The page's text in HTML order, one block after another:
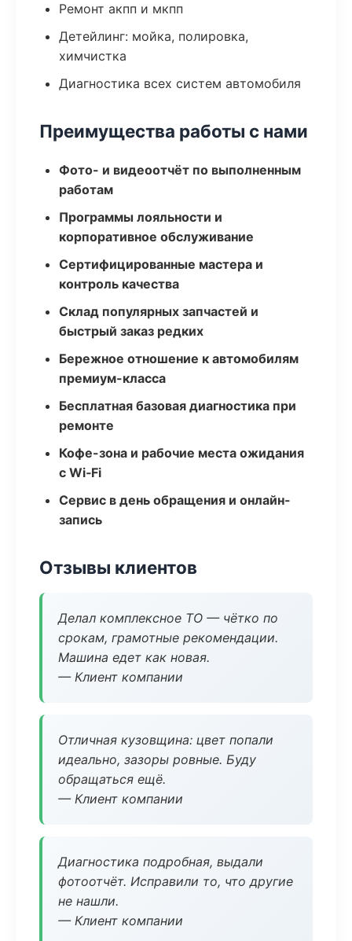
Ремонт акпп и мкпп
Детейлинг: мойка, полировка,
химчистка
Диагностика всех систем автомобиля
Преимущества работы с нами
Фото- и видеоотчёт по выполненным
работам
Программы лояльности и
корпоративное обслуживание
Сертифицированные мастера и
контроль качества
Склад популярных запчастей и
быстрый заказ редких
Бережное отношение к автомобилям
премиум-класса
Бесплатная базовая диагностика при
ремонте
Кофе-зона и рабочие места ожидания
с Wi‑Fi
Сервис в день обращения и онлайн-
запись
Отзывы клиентов
Делал комплексное ТО — чётко по
срокам, грамотные рекомендации.
Машина едет как новая.
— Клиент компании
Отличная кузовщина: цвет попали
идеально, зазоры ровные. Буду
обращаться ещё.
— Клиент компании
Диагностика подробная, выдали
фотоотчёт. Исправили то, что другие
не нашли.
— Клиент компании